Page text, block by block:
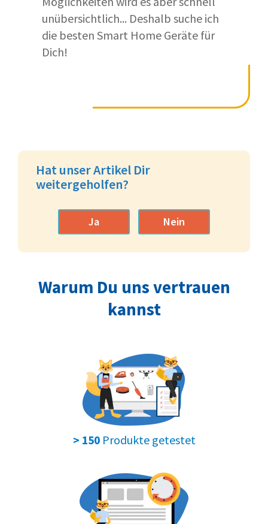
unübersichtlich... Deshalb suche ich
die besten Smart Home Geräte für
Dich!
Hat unser Artikel Dir
weitergeholfen?
Ja Nein
Warum Du uns vertrauen
kannst
> 150Produkte getestet